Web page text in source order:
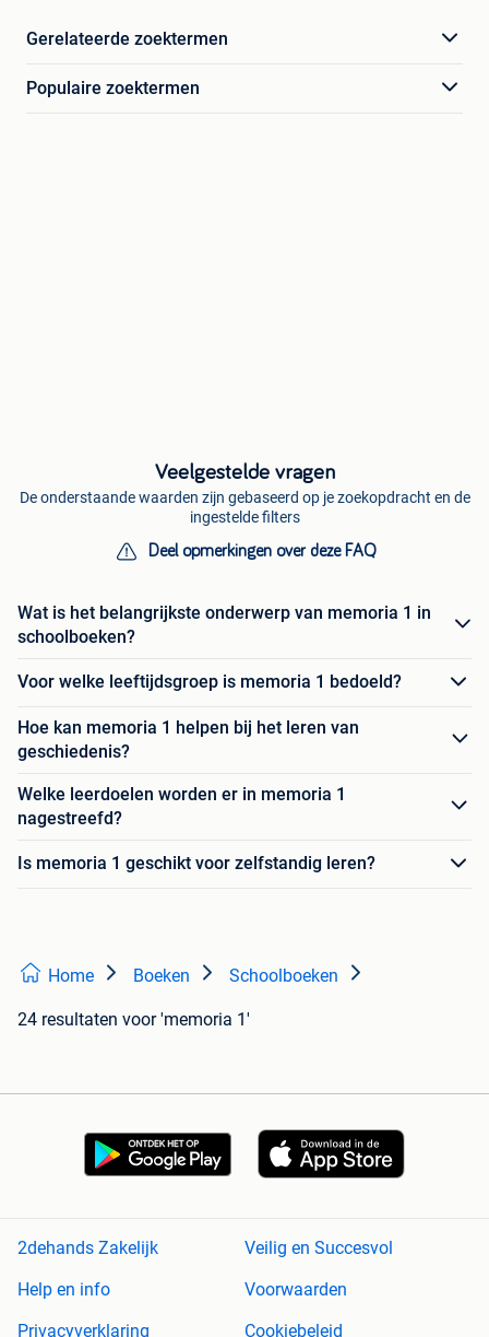
Gerelateerde zoektermen
Populaire zoektermen
Veelgestelde vragen
De onderstaande waarden zijn gebaseerd op je zoekopdracht en de
ingestelde filters
Deel opmerkingen over deze FAQ
Wat is het belangrijkste onderwerp van memoria 1 in
schoolboeken?
Voor welke leeftijdsgroep is memoria 1 bedoeld?
Hoe kan memoria 1 helpen bij het leren van
geschiedenis?
Welke leerdoelen worden er in memoria 1
nagestreefd?
Is memoria 1 geschikt voor zelfstandig leren?
Home Boeken Schoolboeken
24 resultaten voor 'memoria 1'
2dehands Zakelijk
Veilig en Succesvol
Help en info
Voorwaarden
Privacyverklaring
Cookiebeleid